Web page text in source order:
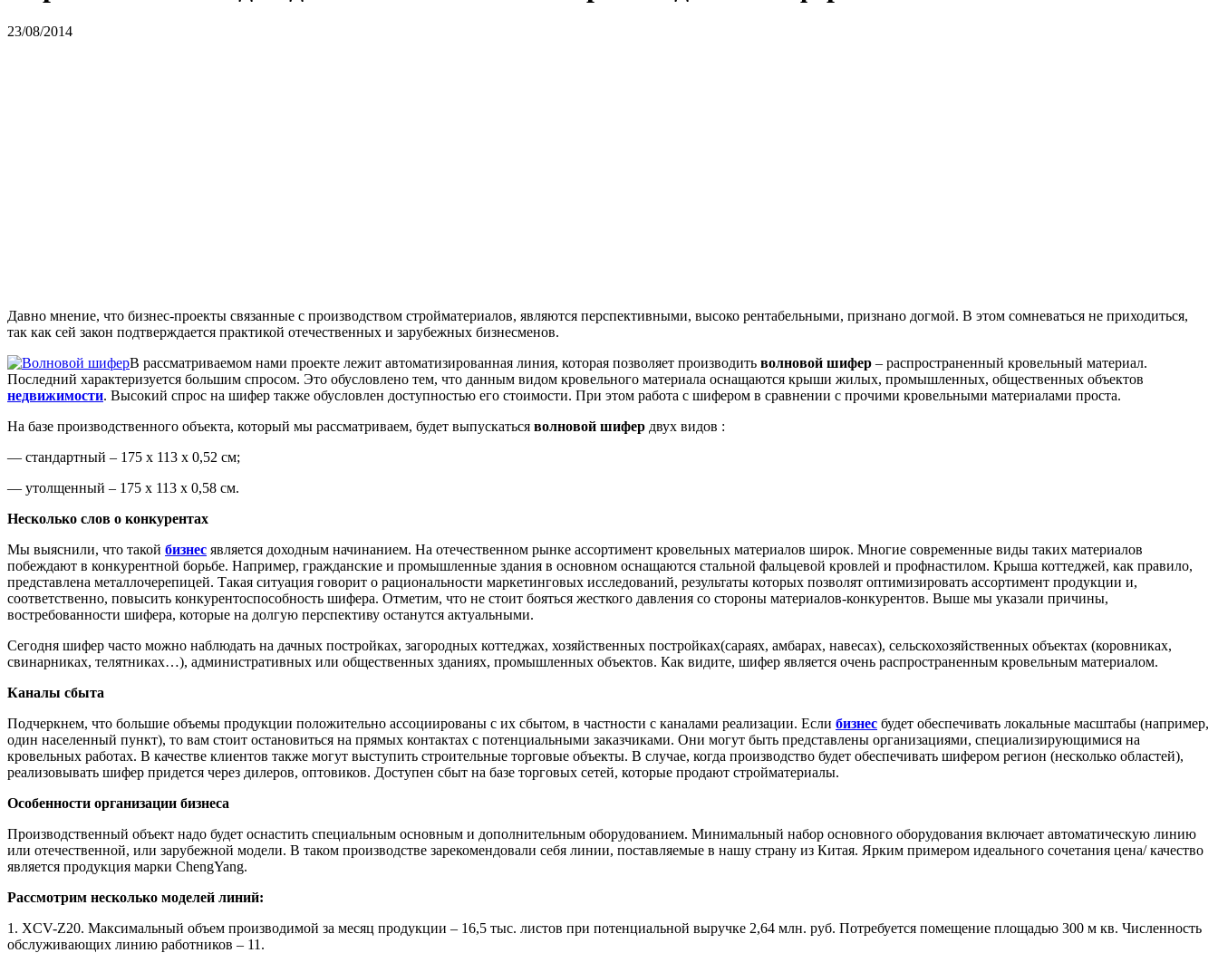
23/08/2014
Давно мнение, что бизнес-проекты связанные с производством стройматериалов, являются перспективными, высоко рентабельными, признано догмой. В этом сомневаться не приходиться,
так как сей закон подтверждается практикой отечественных и зарубежных бизнесменов.
В рассматриваемом нами проекте лежит автоматизированная линия, которая позволяет производить волновой шифер – распространенный кровельный материал.
Последний характеризуется большим спросом. Это обусловлено тем, что данным видом кровельного материала оснащаются крыши жилых, промышленных, общественных объектов
недвижимости. Высокий спрос на шифер также обусловлен доступностью его стоимости. При этом работа с шифером в сравнении с прочими кровельными материалами проста.
На базе производственного объекта, который мы рассматриваем, будет выпускаться волновой шифер двух видов :
— стандартный – 175 х 113 х 0,52 см;
— утолщенный – 175 х 113 х 0,58 см.
Несколько слов о конкурентах
Мы выяснили, что такой бизнес является доходным начинанием. На отечественном рынке ассортимент кровельных материалов широк. Многие современные виды таких материалов
побеждают в конкурентной борьбе. Например, гражданские и промышленные здания в основном оснащаются стальной фальцевой кровлей и профнастилом. Крыша коттеджей, как правило,
представлена металлочерепицей. Такая ситуация говорит о рациональности маркетинговых исследований, результаты которых позволят оптимизировать ассортимент продукции и,
соответственно, повысить конкурентоспособность шифера. Отметим, что не стоит бояться жесткого давления со стороны материалов-конкурентов. Выше мы указали причины,
востребованности шифера, которые на долгую перспективу останутся актуальными.
Сегодня шифер часто можно наблюдать на дачных постройках, загородных коттеджах, хозяйственных постройках(сараях, амбарах, навесах), сельскохозяйственных объектах (коровниках,
свинарниках, телятниках…), административных или общественных зданиях, промышленных объектов. Как видите, шифер является очень распространенным кровельным материалом.
Каналы сбыта
Подчеркнем, что большие объемы продукции положительно ассоциированы с их сбытом, в частности с каналами реализации. Если бизнес будет обеспечивать локальные масштабы (например,
один населенный пункт), то вам стоит остановиться на прямых контактах с потенциальными заказчиками. Они могут быть представлены организациями, специализирующимися на
кровельных работах. В качестве клиентов также могут выступить строительные торговые объекты. В случае, когда производство будет обеспечивать шифером регион (несколько областей),
реализовывать шифер придется через дилеров, оптовиков. Доступен сбыт на базе торговых сетей, которые продают стройматериалы.
Особенности организации бизнеса
Производственный объект надо будет оснастить специальным основным и дополнительным оборудованием. Минимальный набор основного оборудования включает автоматическую линию
или отечественной, или зарубежной модели. В таком производстве зарекомендовали себя линии, поставляемые в нашу страну из Китая. Ярким примером идеального сочетания цена/ качество
является продукция марки ChengYang.
Рассмотрим несколько моделей линий:
1. XСV-Z20. Максимальный объем производимой за месяц продукции – 16,5 тыс. листов при потенциальной выручке 2,64 млн. руб. Потребуется помещение площадью 300 м кв. Численность
обслуживающих линию работников – 11.